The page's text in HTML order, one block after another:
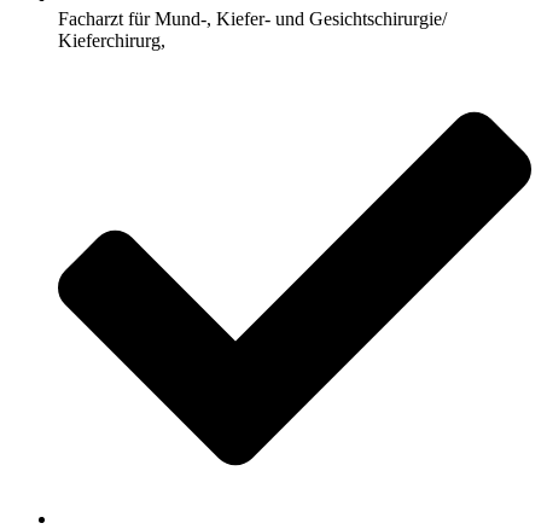
Facharzt für Mund-, Kiefer- und Gesichtschirurgie/
Kieferchirurg,